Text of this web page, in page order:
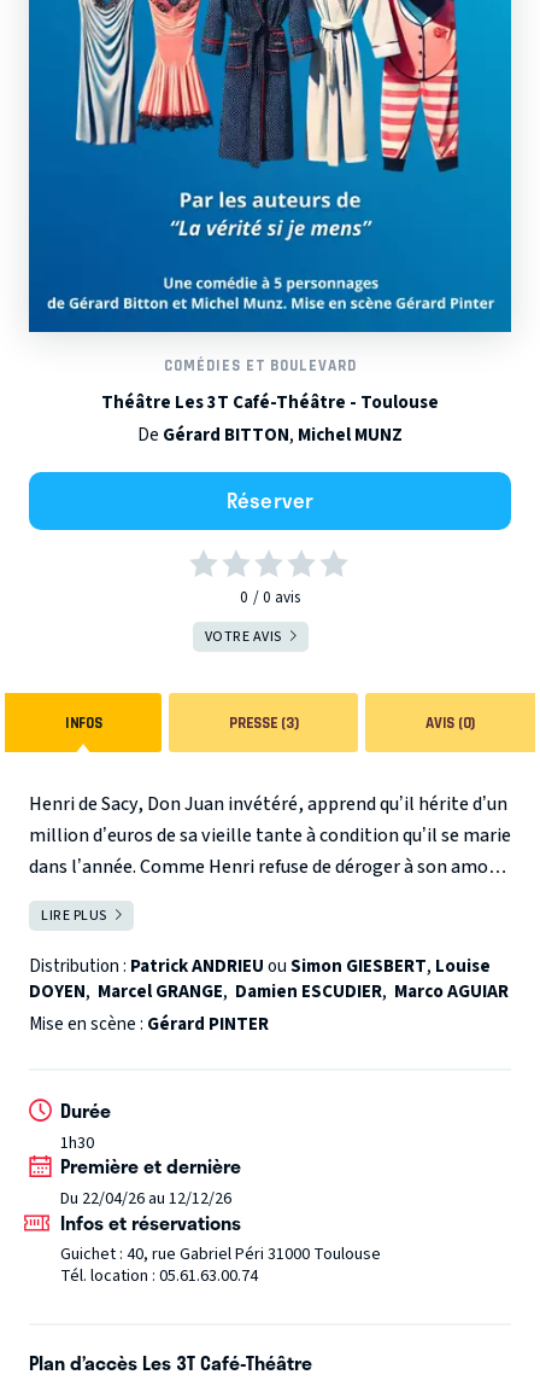
COMÉDIES ET BOULEVARD
Théâtre Les 3T Café-Théâtre - Toulouse
De Gérard BITTON, Michel MUNZ
Réserver
0 0 avis
VOTRE AVIS
INFOS PRESSE (3) AVIS (0)
Henri de Sacy, Don Juan invétéré, apprend qu’il hérite d’un
million d’euros de sa vieille tante à condition qu’il se marie
dans l’année. Comme Henri refuse de déroger à son amour
des femmes, son ami Norbert, avocat, lui propose
d’épouser un homme. Séduit, Henri propose ce contrat
insolite à son copain Dodo, célibataire et sans travail. Mais
ce mariage pour le meilleur et pour le pire va vite tourner
au cauchemar... Reprise exceptionnelle pour cette comédie
LIRE PLUS
Distribution : Patrick ANDRIEUouSimon GIESBERT, Louise
DOYEN, Marcel GRANGE, Damien ESCUDIER, Marco AGUIAR
Mise en scène : Gérard PINTER
Durée
1h30
Première et dernière
Du 22/04/26 au 12/12/26
Infos et réservations
Guichet : 40, rue Gabriel Péri 31000 Toulouse
Tél. location : 05.61.63.00.74
Plan d’accès Les 3T Café-Théâtre